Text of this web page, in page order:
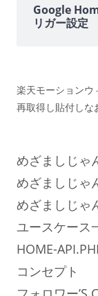
Google
リガー設定
楽天モーションウ
再取得し貼付しな
めざましじゃ
めざましじゃ
めざましじゃ
ユースケース
HOME-
コンセプト